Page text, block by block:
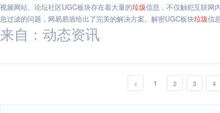
视频网站、论坛社区UGC板块存在着大量的垃圾信息，不仅触犯互联网
息过滤的问题，网易易盾给出了完美的解决方案。解密UGC板块垃圾信
来自：动态资讯
< 1 2 3 4